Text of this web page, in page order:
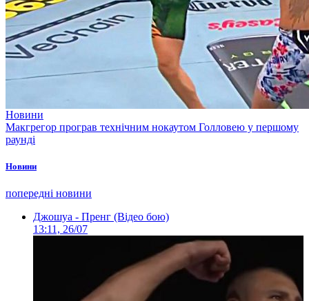
Новини
Макгрегор програв технічним нокаутом Голловею у першому
раунді
Новини
попередні новини
Джошуа - Пренг (Відео бою)
13:11, 26/07